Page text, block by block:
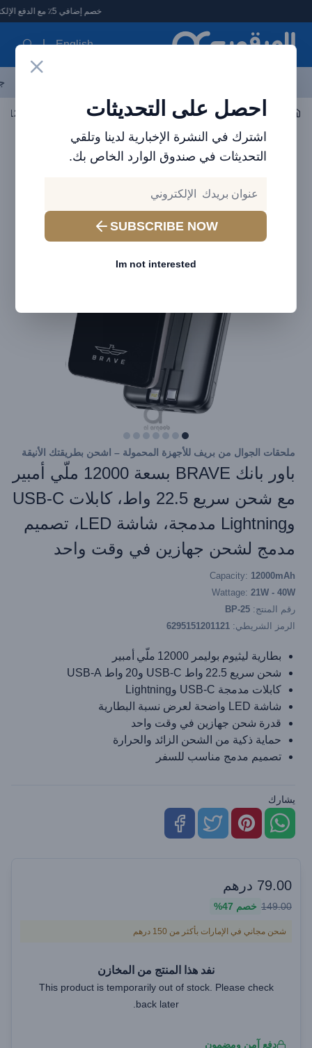
العرقوب - متجر الإلكترونيات في الإمارات
خصم إضافي 5٪ مع الدفع الإلكتروني
English
احصل على التحديثات
اشترك في النشرة الإخبارية لدينا وتلقي
التحديثات في صندوق الوارد الخاص بك.
SUBSCRIBE NOW
Im not interested
اكسسوارات الجوال باوربانك
ملحقات الجوال من بريف للأجهزة المحمولة – اشحن بطريقتك الأنيقة
باور بانك BRAVE بسعة 12000 ملّي أمبير
مع شحن سريع 22.5 واط، كابلات USB-C
وLightning مدمجة، شاشة LED، تصميم
مدمج لشحن جهازين في وقت واحد
Capacity: 12000mAh
Wattage: 21W - 40W
رقم المنتج: BP-25
الرمز الشريطي: 6295151201121
بطارية ليثيوم بوليمر 12000 ملّي أمبير
شحن سريع 22.5 واط USB‑C و20 واط USB‑A
كابلات مدمجة USB‑C وLightning
شاشة LED واضحة لعرض نسبة البطارية
قدرة شحن جهازين في وقت واحد
حماية ذكية من الشحن الزائد والحرارة
تصميم مدمج مناسب للسفر
يشارك
79.00 درهم
149.00 خصم 47%
شحن مجاني في الإمارات بأكثر من 150 درهم
نفد هذا المنتج من المخازن
This product is temporarily out of stock. Please check
back later.
دفع آمن ومضمون